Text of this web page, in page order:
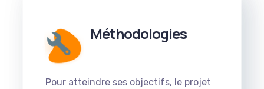
Méthodologies
Pour atteindre ses objectifs, le projet